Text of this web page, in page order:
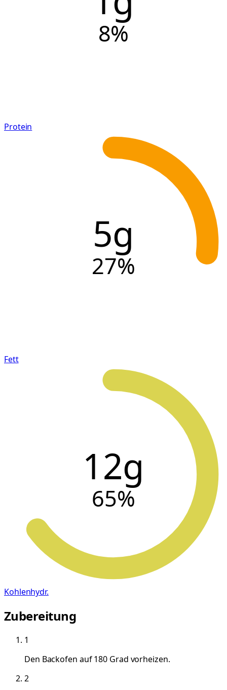
8%
Protein
5g
27%
Fett
12g
65%
Kohlenhydr.
Zubereitung
1
Den Backofen auf 180 Grad vorheizen.
2